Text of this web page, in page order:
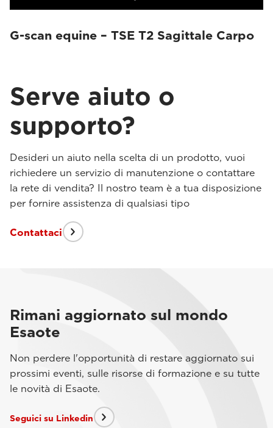
G-scan equine – TSE T2 Sagittale Carpo
Serve aiuto o
supporto?
Desideri un aiuto nella scelta di un prodotto, vuoi
richiedere un servizio di manutenzione o contattare
la rete di vendita? Il nostro team è a tua disposizione
per fornire assistenza di qualsiasi tipo
Contattaci
Rimani aggiornato sul mondo
Esaote
Non perdere l'opportunità di restare aggiornato sui
prossimi eventi, sulle risorse di formazione e su tutte
le novità di Esaote.
Seguici su Linkedin